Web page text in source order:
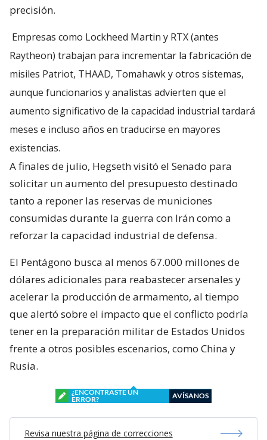
precisión.
Empresas como Lockheed Martin y RTX (antes
Raytheon) trabajan para incrementar la fabricación de
misiles Patriot, THAAD, Tomahawk y otros sistemas,
aunque funcionarios y analistas advierten que el
aumento significativo de la capacidad industrial tardará
meses e incluso años en traducirse en mayores
existencias.
A finales de julio, Hegseth visitó el Senado para
solicitar un aumento del presupuesto destinado
tanto a reponer las reservas de municiones
consumidas durante la guerra con Irán como a
reforzar la capacidad industrial de defensa.
El Pentágono busca al menos 67.000 millones de
dólares adicionales para reabastecer arsenales y
acelerar la producción de armamento, al tiempo
que alertó sobre el impacto que el conflicto podría
tener en la preparación militar de Estados Unidos
frente a otros posibles escenarios, como China y
Rusia.
¿ENCONTRASTE UN
ERROR?
AVÍSANOS
Revisa nuestra página de correcciones